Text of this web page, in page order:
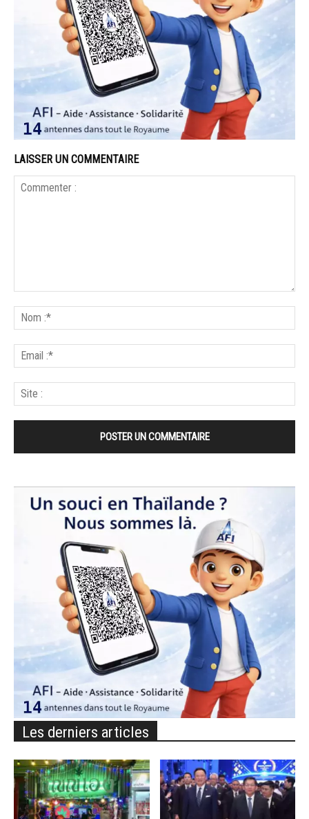
LAISSER UN COMMENTAIRE
Les derniers articles